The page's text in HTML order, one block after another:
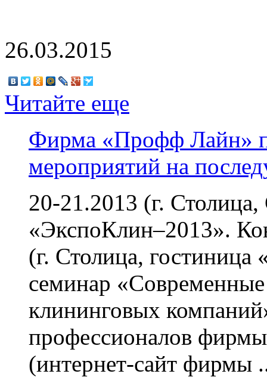
26.03.2015
Читайте еще
Фирма «Профф Лайн»
мероприятий на
20-21.2013 (г.
«ЭкспоКлин–2013».
(г. Столица,
семинар
клининговых
профессионалов
(интернет-сайт фирмы